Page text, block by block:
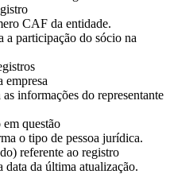
CAF da entidade.
a participação do sócio na
empresa
as informações do representante
questão
o tipo de pessoa jurídica.
referente ao registro
data da última atualização.